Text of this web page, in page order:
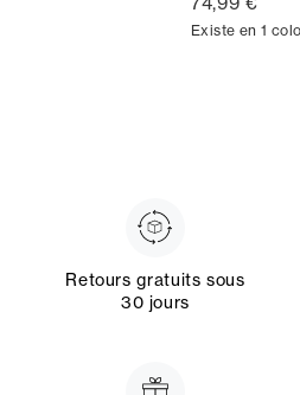
Existe en 1
Retours gratuits sous
30 jours